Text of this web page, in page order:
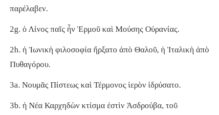
παρέλαβεν.
2g. ὁ Λίνος παῖς ἦν Ἑρμοῦ καὶ Μούσης Οὐρανίας.
2h. ἡ Ἰωνικὴ φιλοσοφία ἤρξατο ἀπὸ Θαλοῦ, ἡ Ἰταλικὴ ἀπὸ
Πυθαγόρου.
3a. Νουμᾶς Πίστεως καὶ Τέρμονος ἱερὸν ἱδρύσατο.
3b. ἡ Νέα Καρχηδὼν κτίσμα ἐστὶν Ἀσδρούβα, τοῦ